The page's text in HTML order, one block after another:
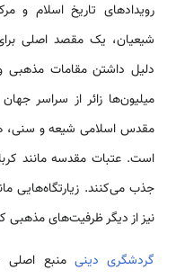
رویدادهای تاریخ اسلام و
شیعیان، یک مقصد اصلی
دلیل داشتن مقامات مذهبی و
میلیون‌ها زائر از سراسر
مقدس اسلامی شیعه و سنی،
است. عتبات مقدسه مانند
جذب می‌کنند. زیارتگاه‌هایی
نیز از دیگر ظرفیت‌های مذهبی
گردشگری دینی منبع اصلی